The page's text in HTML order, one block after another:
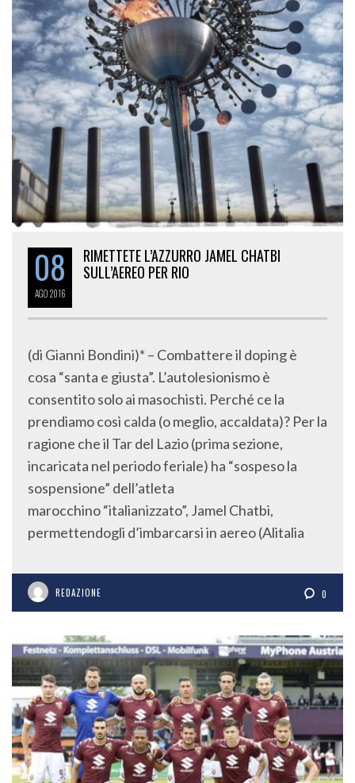
08
AGO2016
RIMETTETE L’AZZURRO JAMEL CHATBI
SULL’AEREO PER RIO
(di Gianni Bondini)* – Combattere il doping è
cosa “santa e giusta”. L’autolesionismo è
consentito solo ai masochisti. Perché ce la
prendiamo così calda (o meglio, accaldata)? Per la
ragione che il Tar del Lazio (prima sezione,
incaricata nel periodo feriale) ha “sospeso la
sospensione” dell’atleta
marocchino “italianizzato”, Jamel Chatbi,
permettendogli d’imbarcarsi in aereo (Alitalia
REDAZIONE 0